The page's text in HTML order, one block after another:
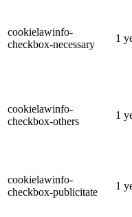
cookielawinfo-
checkbox-necessary
1
cookielawinfo-
checkbox-others
1
cookielawinfo-
checkbox-publicitate
1